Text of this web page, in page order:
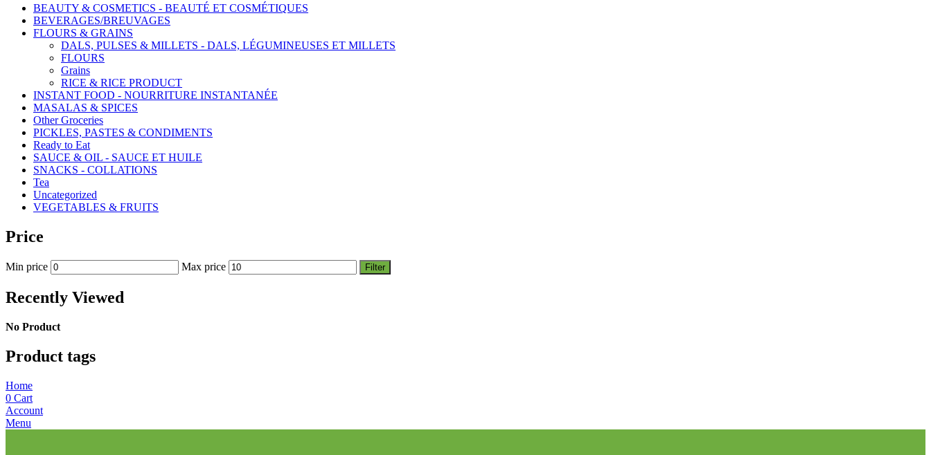
BEAUTY & COSMETICS - BEAUTÉ ET COSMÉTIQUES
BEVERAGES/BREUVAGES
FLOURS & GRAINS
DALS, PULSES & MILLETS - DALS, LÉGUMINEUSES ET MILLETS
FLOURS
Grains
RICE & RICE PRODUCT
INSTANT FOOD - NOURRITURE INSTANTANÉE
MASALAS & SPICES
Other Groceries
PICKLES, PASTES & CONDIMENTS
Ready to Eat
SAUCE & OIL - SAUCE ET HUILE
SNACKS - COLLATIONS
Tea
Uncategorized
VEGETABLES & FRUITS
Price
Min price Max price Filter
Recently Viewed
No Product
Product tags
Home
0 Cart
Account
Menu